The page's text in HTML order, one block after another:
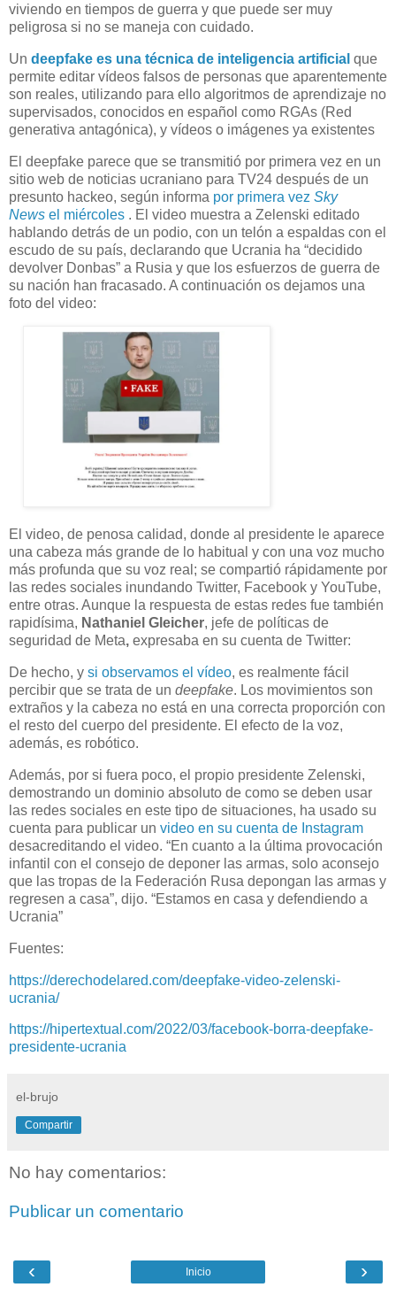
viviendo en tiempos de guerra y que puede ser muy
peligrosa si no se maneja con cuidado.
Un deepfake es una técnica de inteligencia artificial que
permite editar vídeos falsos de personas que aparentemente
son reales, utilizando para ello algoritmos de aprendizaje no
supervisados, conocidos en español como RGAs (Red
generativa antagónica), y vídeos o imágenes ya existentes
El deepfake parece que se transmitió por primera vez en un
sitio web de noticias ucraniano para TV24 después de un
presunto hackeo, según informa por primera vez Sky
News el miércoles . El video muestra a Zelenski editado
hablando detrás de un podio, con un telón a espaldas con el
escudo de su país, declarando que Ucrania ha “decidido
devolver Donbas” a Rusia y que los esfuerzos de guerra de
su nación han fracasado. A continuación os dejamos una
foto del video:
El video, de penosa calidad, donde al presidente le aparece
una cabeza más grande de lo habitual y con una voz mucho
más profunda que su voz real; se compartió rápidamente por
las redes sociales inundando Twitter, Facebook y YouTube,
entre otras. Aunque la respuesta de estas redes fue también
rapidísima, Nathaniel Gleicher, jefe de políticas de
seguridad de Meta, expresaba en su cuenta de Twitter:
De hecho, y si observamos el vídeo, es realmente fácil
percibir que se trata de un deepfake. Los movimientos son
extraños y la cabeza no está en una correcta proporción con
el resto del cuerpo del presidente. El efecto de la voz,
además, es robótico.
Además, por si fuera poco, el propio presidente Zelenski,
demostrando un dominio absoluto de como se deben usar
las redes sociales en este tipo de situaciones, ha usado su
cuenta para publicar un video en su cuenta de Instagram
desacreditando el video. “En cuanto a la última provocación
infantil con el consejo de deponer las armas, solo aconsejo
que las tropas de la Federación Rusa depongan las armas y
regresen a casa”, dijo. “Estamos en casa y defendiendo a
Ucrania”
Fuentes:
https://derechodelared.com/deepfake-video-zelenski-
ucrania/
https://hipertextual.com/2022/03/facebook-borra-deepfake-
presidente-ucrania
el-brujo
Compartir
No hay comentarios:
Publicar un comentario
‹ ›
Inicio